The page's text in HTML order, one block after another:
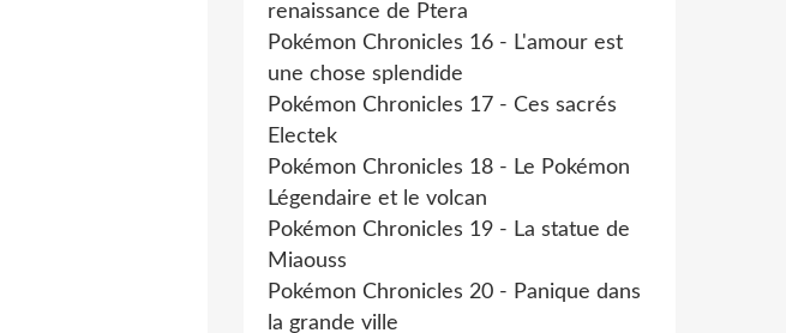
renaissance de Ptera
Pokémon Chronicles 16 - L'amour est
une chose splendide
Pokémon Chronicles 17 - Ces sacrés
Electek
Pokémon Chronicles 18 - Le Pokémon
Légendaire et le volcan
Pokémon Chronicles 19 - La statue de
Miaouss
Pokémon Chronicles 20 - Panique dans
la grande ville